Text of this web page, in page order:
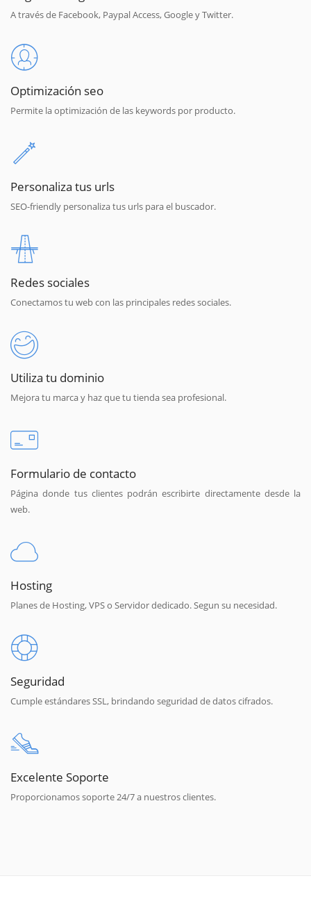
A través de Facebook, Paypal Access, Google y Twitter.
Optimización seo
Permite la optimización de las keywords por producto.
Personaliza tus urls
SEO-friendly personaliza tus urls para el buscador.
Redes sociales
Conectamos tu web con las principales redes sociales.
Utiliza tu dominio
Mejora tu marca y haz que tu tienda sea profesional.
Formulario de contacto
Página donde tus clientes podrán escribirte directamente desde la
web.
Hosting
Planes de Hosting, VPS o Servidor dedicado. Segun su necesidad.
Seguridad
Cumple estándares SSL, brindando seguridad de datos cifrados.
Excelente Soporte
Proporcionamos soporte 24/7 a nuestros clientes.